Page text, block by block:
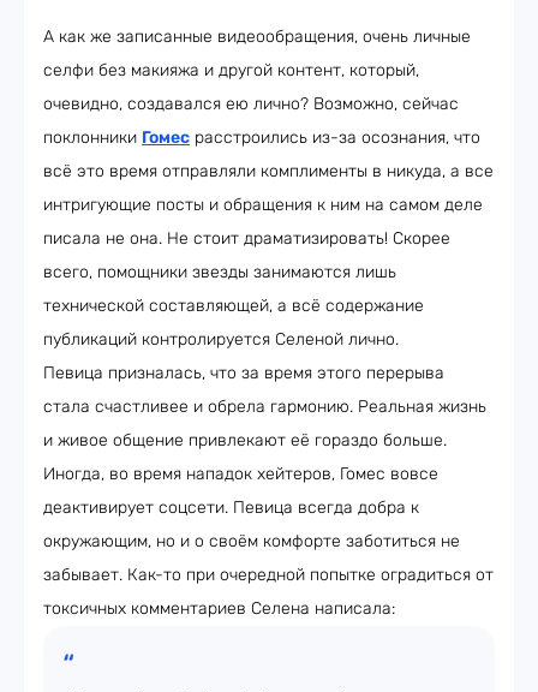
А как же записанные видеообращения, очень личные
селфи без макияжа и другой контент, который,
очевидно, создавался ею лично? Возможно, сейчас
поклонники Гомес расстроились из-за осознания, что
всё это время отправляли комплименты в никуда, а все
интригующие посты и обращения к ним на самом деле
писала не она. Не стоит драматизировать! Скорее
всего, помощники звезды занимаются лишь
технической составляющей, а всё содержание
публикаций контролируется Селеной лично.
Певица призналась, что за время этого перерыва
стала счастливее и обрела гармонию. Реальная жизнь
и живое общение привлекают её гораздо больше.
Иногда, во время нападок хейтеров, Гомес вовсе
деактивирует соцсети. Певица всегда добра к
окружающим, но и о своём комфорте заботиться не
забывает. Как-то при очередной попытке оградиться от
токсичных комментариев Селена написала: